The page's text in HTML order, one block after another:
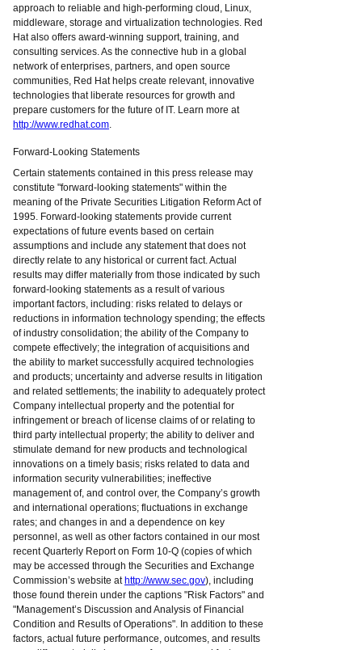
approach to reliable and high-performing cloud, Linux,
middleware, storage and virtualization technologies. Red
Hat also offers award-winning support, training, and
consulting services. As the connective hub in a global
network of enterprises, partners, and open source
communities, Red Hat helps create relevant, innovative
technologies that liberate resources for growth and
prepare customers for the future of IT. Learn more at
http://www.redhat.com.
Forward-Looking Statements
Certain statements contained in this press release may
constitute "forward-looking statements" within the
meaning of the Private Securities Litigation Reform Act of
1995. Forward-looking statements provide current
expectations of future events based on certain
assumptions and include any statement that does not
directly relate to any historical or current fact. Actual
results may differ materially from those indicated by such
forward-looking statements as a result of various
important factors, including: risks related to delays or
reductions in information technology spending; the effects
of industry consolidation; the ability of the Company to
compete effectively; the integration of acquisitions and
the ability to market successfully acquired technologies
and products; uncertainty and adverse results in litigation
and related settlements; the inability to adequately protect
Company intellectual property and the potential for
infringement or breach of license claims of or relating to
third party intellectual property; the ability to deliver and
stimulate demand for new products and technological
innovations on a timely basis; risks related to data and
information security vulnerabilities; ineffective
management of, and control over, the Company’s growth
and international operations; fluctuations in exchange
rates; and changes in and a dependence on key
personnel, as well as other factors contained in our most
recent Quarterly Report on Form 10-Q (copies of which
may be accessed through the Securities and Exchange
Commission’s website at http://www.sec.gov), including
those found therein under the captions "Risk Factors" and
"Management’s Discussion and Analysis of Financial
Condition and Results of Operations". In addition to these
factors, actual future performance, outcomes, and results